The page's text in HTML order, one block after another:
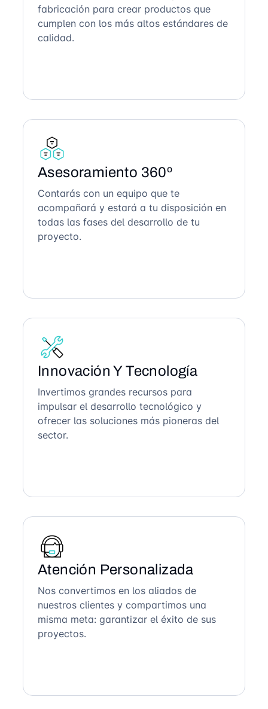
fabricación para crear productos que
cumplen con los más altos estándares de
calidad.
Asesoramiento 360º
Contarás con un equipo que te
acompañará y estará a tu disposición en
todas las fases del desarrollo de tu
proyecto.
Innovación Y Tecnología
Invertimos grandes recursos para
impulsar el desarrollo tecnológico y
ofrecer las soluciones más pioneras del
sector.
Atención Personalizada
Nos convertimos en los aliados de
nuestros clientes y compartimos una
misma meta: garantizar el éxito de sus
proyectos.